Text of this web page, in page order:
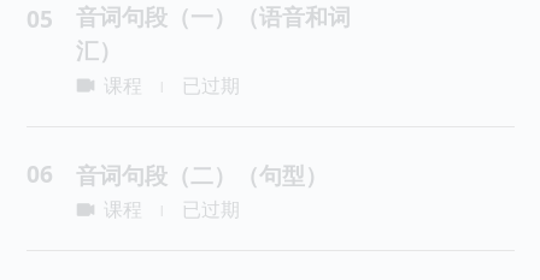
05
音词句段（一）（语音和词
汇）
课程 已过期
06 音词句段（二）（句型）
课程 已过期